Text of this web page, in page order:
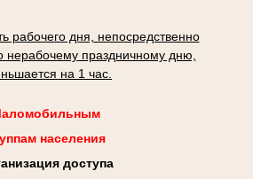
рабочего дня, непосредственно
нерабочему праздничному дню,
на 1 час.
населения
доступа